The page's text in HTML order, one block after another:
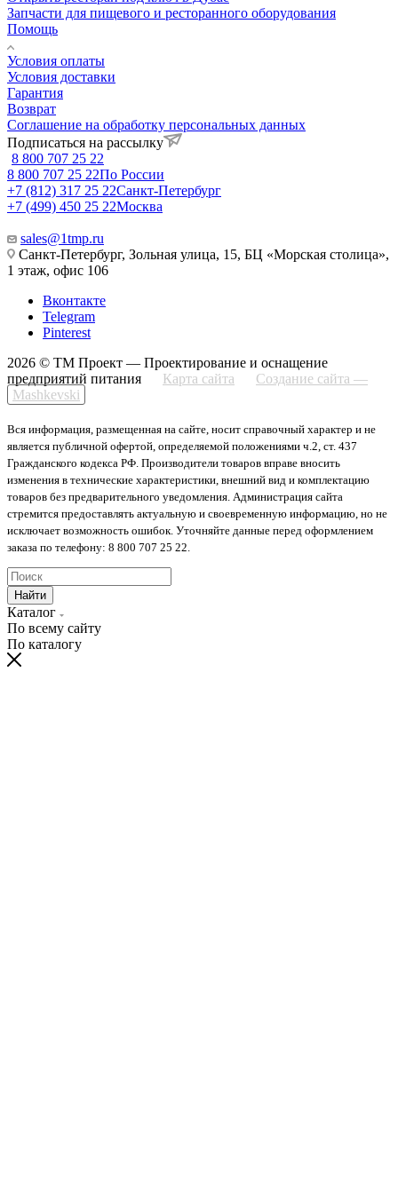
Запчасти для пищевого и ресторанного оборудования
Помощь
Условия оплаты
Условия доставки
Гарантия
Возврат
Соглашение на обработку персональных данных
Подписаться на рассылку
8 800 707 25 22
8 800 707 25 22По России
+7 (812) 317 25 22Санкт-Петербург
+7 (499) 450 25 22Москва
sales@1tmp.ru
Санкт-Петербург, Зольная улица, 15, БЦ «Морская столица»,
1 этаж, офис 106
Вконтакте
Telegram
Pinterest
2026 © ТМ Проект — Проектирование и оснащение
предприятий питания
Карта сайта
Создание сайта —
Mashkevski
Вся информация, размещенная на сайте, носит справочный характер и не
является публичной офертой, определяемой положениями ч.2, ст. 437
Гражданского кодекса РФ. Производители товаров вправе вносить
изменения в технические характеристики, внешний вид и комплектацию
товаров без предварительного уведомления. Администрация сайта
стремится предоставлять актуальную и своевременную информацию, но не
исключает возможность ошибок. Уточняйте данные перед оформлением
заказа по телефону: 8 800 707 25 22.
Найти
Каталог
По всему сайту
По каталогу